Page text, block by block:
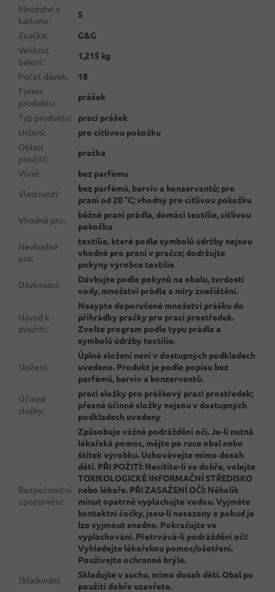
Množství v
kartonu:
5
Značka:
G&G
Velikost
balení:
1,215 kg
Počet dávek:
18
Forma
produktu:
prášek
Typ produktu:
prací prášek
Určení:
pro citlivou pokožku
Oblast
použití:
pračka
Vůně:
bez parfému
Vlastnosti:
bez parfémů, barviv a konzervantů; pro
praní od 20 °C; vhodný pro citlivou pokožku
Vhodné pro:
běžné praní prádla, domácí textilie, citlivou
pokožku
Nevhodné
pro:
textilie, které podle symbolů údržby nejsou
vhodné pro praní v pračce; dodržujte
pokyny výrobce textilie
Dávkování:
Dávkujte podle pokynů na obalu, tvrdosti
vody, množství prádla a míry znečištění.
Návod k
použití:
Nasypte doporučené množství prášku do
přihrádky pračky pro prací prostředek.
Zvolte program podle typu prádla a
symbolů údržby textilie.
Složení:
Úplné složení není v dostupných podkladech
uvedeno. Produkt je podle popisu bez
parfémů, barviv a konzervantů.
Účinné
složky:
prací složky pro práškový prací prostředek;
přesné účinné složky nejsou v dostupných
podkladech uvedeny
Bezpečnostní
upozornění:
Způsobuje vážné podráždění očí. Je-li nutná
lékařská pomoc, mějte po ruce obal nebo
štítek výrobku. Uchovávejte mimo dosah
dětí. PŘI POŽITÍ: Necítíte-li se dobře, volejte
TOXIKOLOGICKÉ INFORMAČNÍ STŘEDISKO
nebo lékaře. PŘI ZASAŽENÍ OČÍ: Několik
minut opatrně vyplachujte vodou. Vyjměte
kontaktní čočky, jsou-li nasazeny a pokud je
lze vyjmout snadno. Pokračujte ve
vyplachování. Přetrvává-li podráždění očí:
Vyhledejte lékařskou pomoc/ošetření.
Používejte ochranné brýle.
Skladování:
Skladujte v suchu, mimo dosah dětí. Obal po
použití dobře uzavřete.